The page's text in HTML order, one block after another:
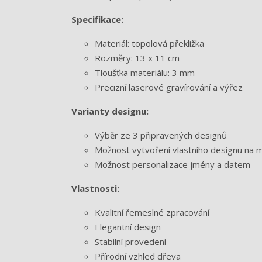
Specifikace:
Materiál: topolová překližka
Rozměry: 13 x 11 cm
Tloušťka materiálu: 3 mm
Precizní laserové gravírování a výřez
Varianty designu:
Výběr ze 3 připravených designů
Možnost vytvoření vlastního designu na
Možnost personalizace jmény a datem
Vlastnosti:
Kvalitní řemeslné zpracování
Elegantní design
Stabilní provedení
Přírodní vzhled dřeva